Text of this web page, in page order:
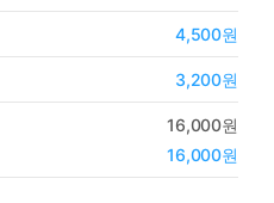
4,500원
3,200원
16,000원
16,000원